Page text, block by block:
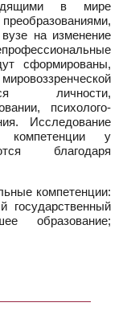
в мире
на изменение
сформированы,
личности,
психолого-
Исследование
компетенции у
благодаря
компетенции:
государственный
образование;